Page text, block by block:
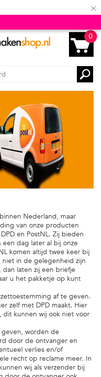
×
0
Nederland, maar
van onze producten
en PostNL. Zij bieden
dag later al bij onze
komen altijd twee keer bij
in de gelegenheid zijn
laten zij een briefje
u het pakketje op kunt
af te geven.
zelf met DPD maakt. Hier
kunnen wij ook niet voor
worden de
door de ontvanger en
verlies en/of
recht op reclame meer. In
wij als verzender bij